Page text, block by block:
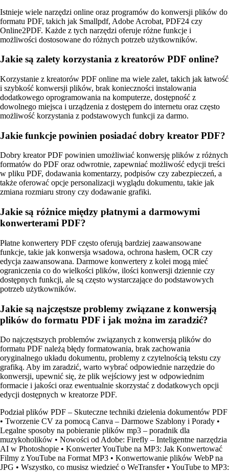
Istnieje wiele narzędzi online oraz programów do konwersji plików do
formatu PDF, takich jak Smallpdf, Adobe Acrobat, PDF24 czy
Online2PDF. Każde z tych narzędzi oferuje różne funkcje i
możliwości dostosowane do różnych potrzeb użytkowników.
Jakie są zalety korzystania z kreatorów PDF online?
Korzystanie z kreatorów PDF online ma wiele zalet, takich jak łatwość
i szybkość konwersji plików, brak konieczności instalowania
dodatkowego oprogramowania na komputerze, dostępność z
dowolnego miejsca i urządzenia z dostępem do internetu oraz często
możliwość korzystania z podstawowych funkcji za darmo.
Jakie funkcje powinien posiadać dobry kreator PDF?
Dobry kreator PDF powinien umożliwiać konwersję plików z różnych
formatów do PDF oraz odwrotnie, zapewniać możliwość edycji treści
w pliku PDF, dodawania komentarzy, podpisów czy zabezpieczeń, a
także oferować opcje personalizacji wyglądu dokumentu, takie jak
zmiana rozmiaru strony czy dodawanie grafiki.
Jakie są różnice między płatnymi a darmowymi
konwerterami PDF?
Płatne konwertery PDF często oferują bardziej zaawansowane
funkcje, takie jak konwersja wsadowa, ochrona hasłem, OCR czy
edycja zaawansowana. Darmowe konwertery z kolei mogą mieć
ograniczenia co do wielkości plików, ilości konwersji dziennie czy
dostępnych funkcji, ale są często wystarczające do podstawowych
potrzeb użytkowników.
Jakie są najczęstsze problemy związane z konwersją
plików do formatu PDF i jak można im zaradzić?
Do najczęstszych problemów związanych z konwersją plików do
formatu PDF należą błędy formatowania, brak zachowania
oryginalnego układu dokumentu, problemy z czytelnością tekstu czy
grafiką. Aby im zaradzić, warto wybrać odpowiednie narzędzie do
konwersji, upewnić się, że plik wejściowy jest w odpowiednim
formacie i jakości oraz ewentualnie skorzystać z dodatkowych opcji
edycji dostępnych w kreatorze PDF.
Podział plików PDF – Skuteczne techniki dzielenia dokumentów PDF
• Tworzenie CV za pomocą Canva – Darmowe Szablony i Porady •
Legalne sposoby na pobieranie plików mp3 – poradnik dla
muzykoholików • Nowości od Adobe: Firefly – Inteligentne narzędzia
AI w Photoshopie • Konwerter YouTube na MP3: Jak Konwertować
Filmy z YouTube na Format MP3 • Konwertowanie plików WebP na
JPG • Wszystko, co musisz wiedzieć o WeTransfer• YouTube to MP3: